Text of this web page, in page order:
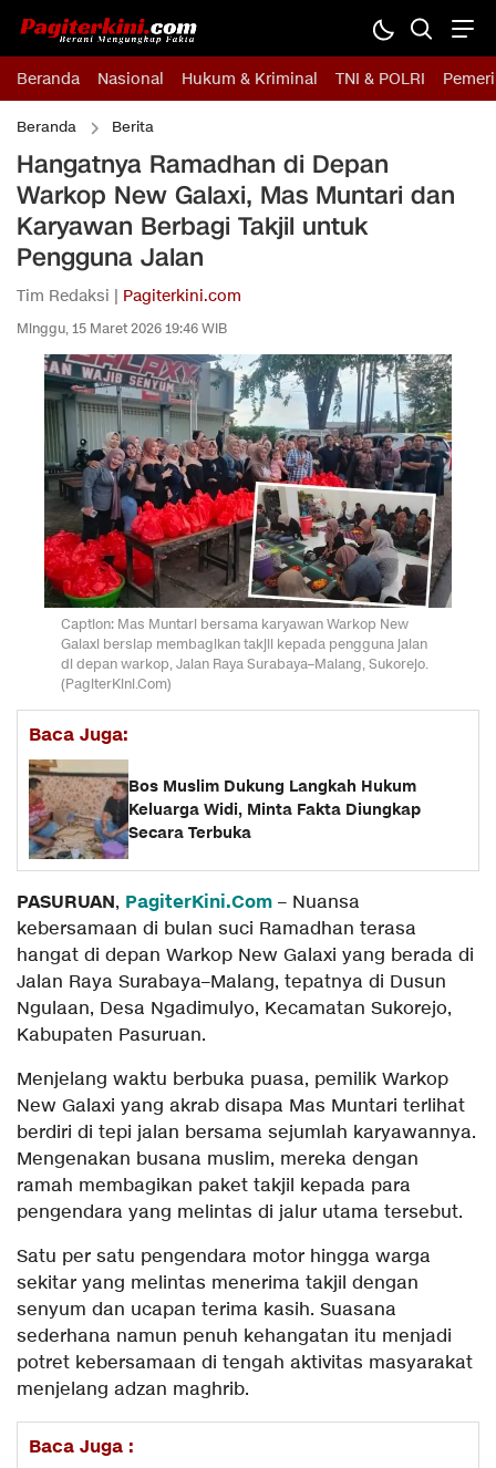
Beranda Nasional Hukum & Kriminal TNI & POLRI
Beranda Berita
Hangatnya Ramadhan di Depan
Warkop New Galaxi, Mas Muntari dan
Karyawan Berbagi Takjil untuk
Pengguna Jalan
Tim Redaksi | Pagiterkini.com
Minggu, 15 Maret 2026 19:46 WIB
Caption: Mas Muntari bersama karyawan Warkop New
Galaxi bersiap membagikan takjil kepada pengguna jalan
di depan warkop, Jalan Raya Surabaya–Malang, Sukorejo.
(PagiterKini.Com)
Baca Juga:
Bos Muslim Dukung Langkah Hukum
Keluarga Widi, Minta Fakta Diungkap
Secara Terbuka
PASURUAN, PagiterKini.Com – Nuansa
kebersamaan di bulan suci Ramadhan terasa
hangat di depan Warkop New Galaxi yang berada di
Jalan Raya Surabaya–Malang, tepatnya di Dusun
Ngulaan, Desa Ngadimulyo, Kecamatan Sukorejo,
Kabupaten Pasuruan.
Menjelang waktu berbuka puasa, pemilik Warkop
New Galaxi yang akrab disapa Mas Muntari terlihat
berdiri di tepi jalan bersama sejumlah karyawannya.
Mengenakan busana muslim, mereka dengan
ramah membagikan paket takjil kepada para
pengendara yang melintas di jalur utama tersebut.
Satu per satu pengendara motor hingga warga
sekitar yang melintas menerima takjil dengan
senyum dan ucapan terima kasih. Suasana
sederhana namun penuh kehangatan itu menjadi
potret kebersamaan di tengah aktivitas masyarakat
menjelang adzan maghrib.
Baca Juga :